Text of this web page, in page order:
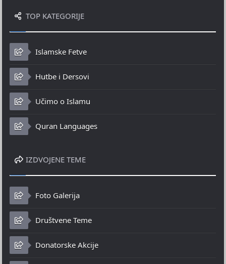
TOP KATEGORIJE
Islamske Fetve
Hutbe i Dersovi
Učimo o Islamu
Quran Languages
IZDVOJENE TEME
Foto Galerija
Društvene Teme
Donatorske Akcije